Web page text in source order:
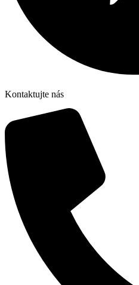
Kontaktujte nás